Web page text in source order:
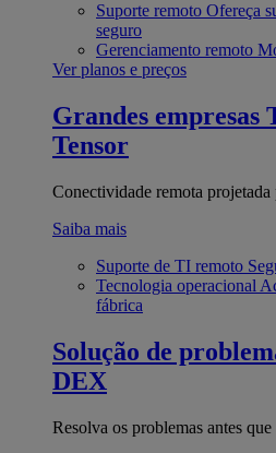
Suporte remoto Ofereça
seguro
Gerenciamento remoto
Ver planos e preços
Grandes empresas
Tensor
Conectividade remota projetada
Saiba mais
Suporte de TI remoto
Tecnologia operacional
fábrica
Solução de
DEX
Resolva os problemas antes